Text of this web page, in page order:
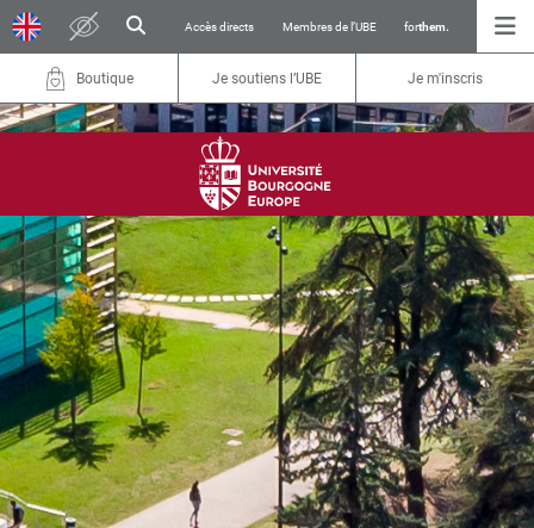
Accès directs Membres de l’UBE forthem.
Boutique Je soutiens l’UBE Je m'inscris